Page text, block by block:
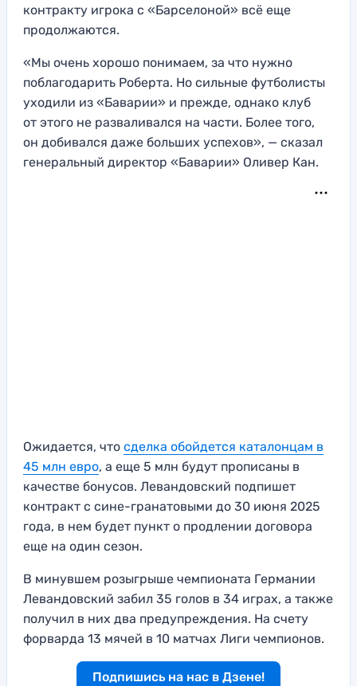
контракту игрока с «Барселоной» всё еще
продолжаются.
«Мы очень хорошо понимаем, за что нужно
поблагодарить Роберта. Но сильные футболисты
уходили из «Баварии» и прежде, однако клуб
от этого не разваливался на части. Более того,
он добивался даже больших успехов», — сказал
генеральный директор «Баварии» Оливер Кан.
Ожидается, что сделка обойдется каталонцам в
45 млн евро, а еще 5 млн будут прописаны в
качестве бонусов. Левандовский подпишет
контракт с сине-гранатовыми до 30 июня 2025
года, в нем будет пункт о продлении договора
еще на один сезон.
В минувшем розыгрыше чемпионата Германии
Левандовский забил 35 голов в 34 играх, а также
получил в них два предупреждения. На счету
форварда 13 мячей в 10 матчах Лиги чемпионов.
Подпишись на нас в Дзене!